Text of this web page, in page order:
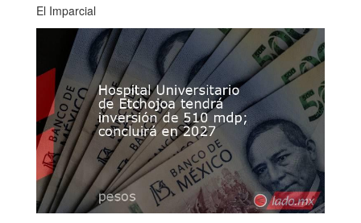
El Imparcial